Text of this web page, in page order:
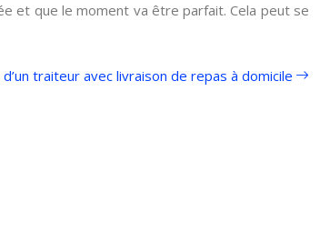
et que le moment va être parfait. Cela peut se
traiteur avec livraison de repas à domicile